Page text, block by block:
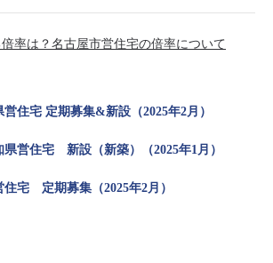
率は？名古屋市営住宅の倍率について
営住宅 定期募集&新設（2025年2月）
県営住宅 新設（新築）（2025年1月）
住宅 定期募集（2025年2月）